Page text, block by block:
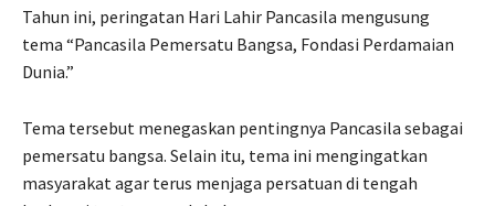
Tahun ini, peringatan Hari Lahir Pancasila mengusung
tema “Pancasila Pemersatu Bangsa, Fondasi Perdamaian
Dunia.”
Tema tersebut menegaskan pentingnya Pancasila sebagai
pemersatu bangsa. Selain itu, tema ini mengingatkan
masyarakat agar terus menjaga persatuan di tengah